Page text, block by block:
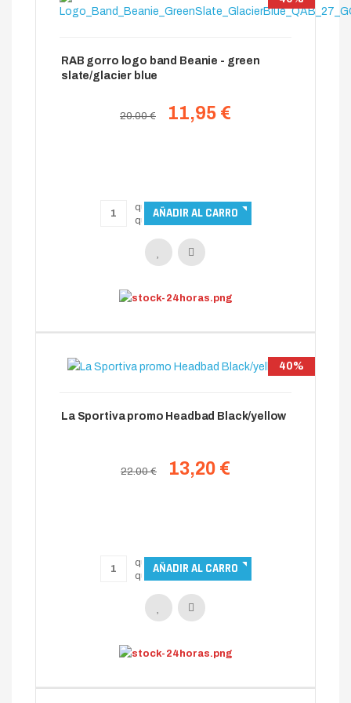
RAB gorro logo band Beanie - green
slate/glacier blue
20.00 € 11,95 €
40%
La Sportiva promo Headbad Black/yellow
22.00 € 13,20 €